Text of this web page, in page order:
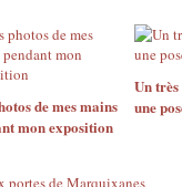
de mes mains
mon exposition
Un
une
portes de Marquixanes